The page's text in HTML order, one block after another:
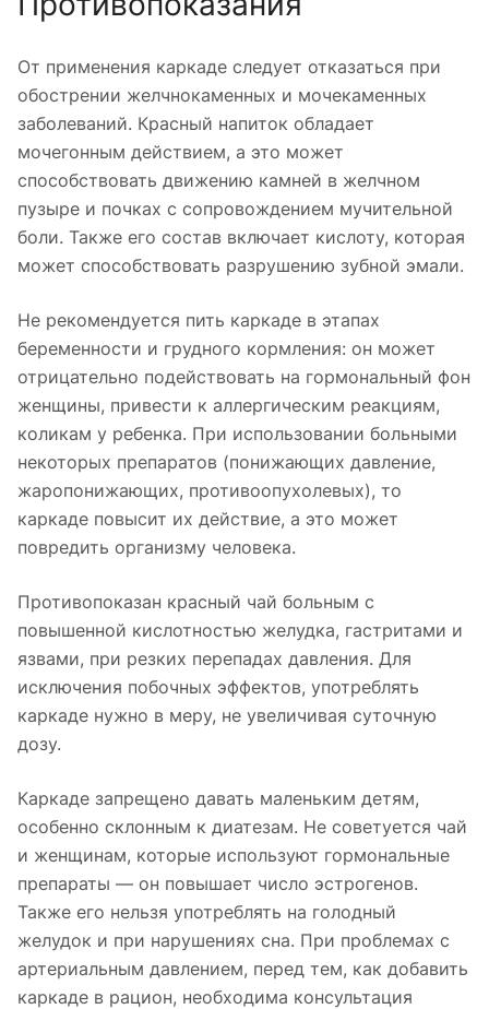
От применения каркаде следует отказаться при
обострении желчнокаменных и мочекаменных
заболеваний. Красный напиток обладает
мочегонным действием, а это может
способствовать движению камней в желчном
пузыре и почках с сопровождением мучительной
боли. Также его состав включает кислоту, которая
может способствовать разрушению зубной эмали.
Не рекомендуется пить каркаде в этапах
беременности и грудного кормления: он может
отрицательно подействовать на гормональный фон
женщины, привести к аллергическим реакциям,
коликам у ребенка. При использовании больными
некоторых препаратов (понижающих давление,
жаропонижающих, противоопухолевых), то
каркаде повысит их действие, а это может
повредить организму человека.
Противопоказан красный чай больным с
повышенной кислотностью желудка, гастритами и
язвами, при резких перепадах давления. Для
исключения побочных эффектов, употреблять
каркаде нужно в меру, не увеличивая суточную
дозу.
Каркаде запрещено давать маленьким детям,
особенно склонным к диатезам. Не советуется чай
и женщинам, которые используют гормональные
препараты — он повышает число эстрогенов.
Также его нельзя употреблять на голодный
желудок и при нарушениях сна. При проблемах с
артериальным давлением, перед тем, как добавить
каркаде в рацион, необходима консультация